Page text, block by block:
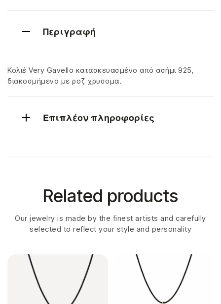
Περιγραφή
Κολιέ Very Gavello κατασκευασμένο από ασήμι 925,
διακοσμήμενο με ροζ χρυσομα.
Επιπλέον πληροφορίες
Related products
Our jewelry is made by the finest artists and carefully
selected to reflect your style and personality